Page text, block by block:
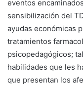
eventos
sensibilización del
ayudas económicas
tratamientos
psicopedagógicos;
habilidades que les
que presentan los